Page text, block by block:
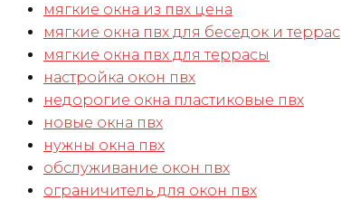
мягкие окна из пвх цена
мягкие окна пвх для беседок и террас
мягкие окна пвх для террасы
настройка окон пвх
недорогие окна пластиковые пвх
новые окна пвх
нужны окна пвх
обслуживание окон пвх
ограничитель для окон пвх